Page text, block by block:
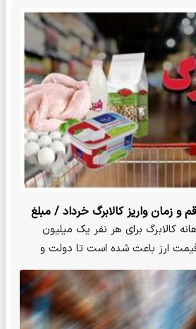
و زمان واریز کالابرگ خرداد / مبلغ
کالابرگ برای هر نفر یک میلیون
ارز باعث شده است تا دولت و